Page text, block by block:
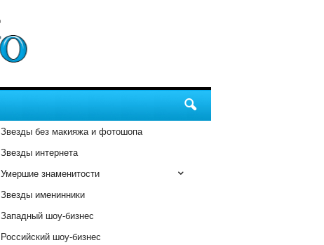
Звезды без макияжа и фотошопа
Звезды интернета
Умершие знаменитости
Звезды именинники
Западный шоу-бизнес
Российский шоу-бизнес